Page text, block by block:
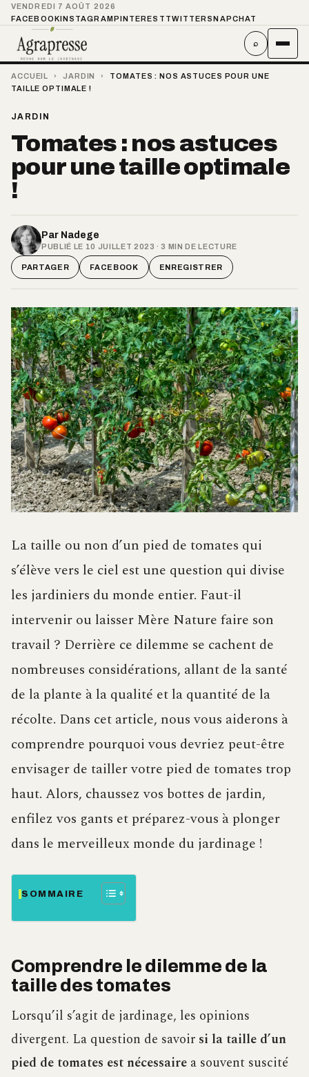
VENDREDI 7 AOÛT 2026
FACEBOOKINSTAGRAMPINTEREST TWITTER SNAPCHAT
⌕
ACCUEIL › JARDIN ›
TOMATES : NOS ASTUCES POUR UNE
TAILLE OPTIMALE !
JARDIN
Tomates : nos astuces
pour une taille optimale
!
Par Nadege
PUBLIÉ LE 10 JUILLET 2023 · 3 MIN DE LECTURE
PARTAGER FACEBOOK ENREGISTRER
La taille ou non d’un pied de tomates qui
s’élève vers le ciel est une question qui divise
les jardiniers du monde entier. Faut-il
intervenir ou laisser Mère Nature faire son
travail ? Derrière ce dilemme se cachent de
nombreuses considérations, allant de la santé
de la plante à la qualité et la quantité de la
récolte. Dans cet article, nous vous aiderons à
comprendre pourquoi vous devriez peut-être
envisager de tailler votre pied de tomates trop
haut. Alors, chaussez vos bottes de jardin,
enfilez vos gants et préparez-vous à plonger
dans le merveilleux monde du jardinage !
SOMMAIRE
Comprendre le dilemme de la
taille des tomates
Lorsqu’il s’agit de jardinage, les opinions
divergent. La question de savoir si la taille d’un
pied de tomates est nécessaire a souvent suscité